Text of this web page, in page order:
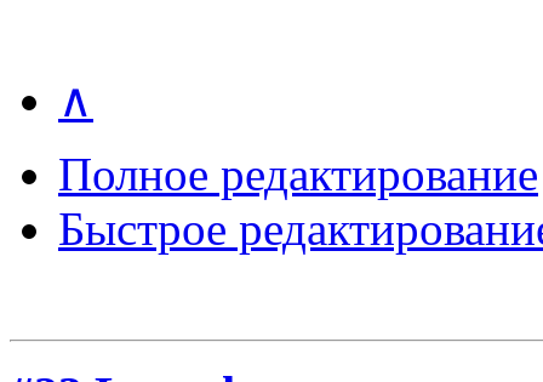
∧
Полное редактирование
Быстрое